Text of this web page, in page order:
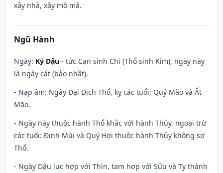
xây nhà, xây mồ mả.
Ngũ Hành
Ngày: Kỷ Dậu - tức Can sinh Chi (Thổ sinh Kim), ngày này
là ngày cát (bảo nhật).
- Nạp âm: Ngày Đại Dịch Thổ, kỵ các tuổi: Quý Mão và Ất
Mão.
- Ngày này thuộc hành Thổ khắc với hành Thủy, ngoại trừ
các tuổi: Đinh Mùi và Quý Hợi thuộc hành Thủy không sợ
Thổ.
- Ngày Dậu lục hợp với Thìn, tam hợp với Sửu và Tỵ thành